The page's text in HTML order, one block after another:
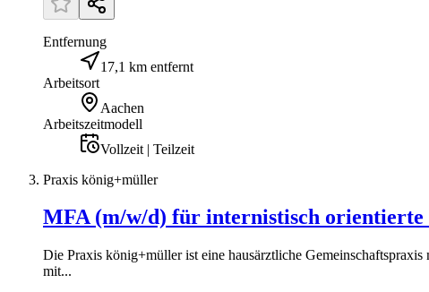
Entfernung
17,1 km entfernt
Arbeitsort
Aachen
Arbeitszeitmodell
Vollzeit | Teilzeit
Praxis könig+müller
MFA (m/w/d) für internistisch
Die Praxis könig+müller ist eine hausärztliche
mit...